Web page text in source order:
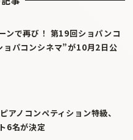
ンで再び！ 第19回ショパンコ
ョパコンシネマ”が10月2日公
アノコンペティション特級、
6名が決定